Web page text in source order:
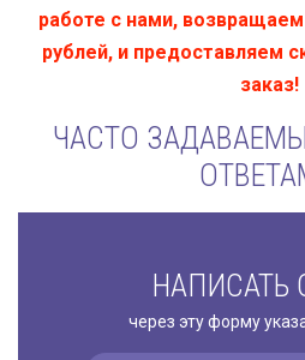
работе с нами,
рублей, и предоставляем
заказ!
ЧАСТО
НАПИСАТЬ
через эту форму